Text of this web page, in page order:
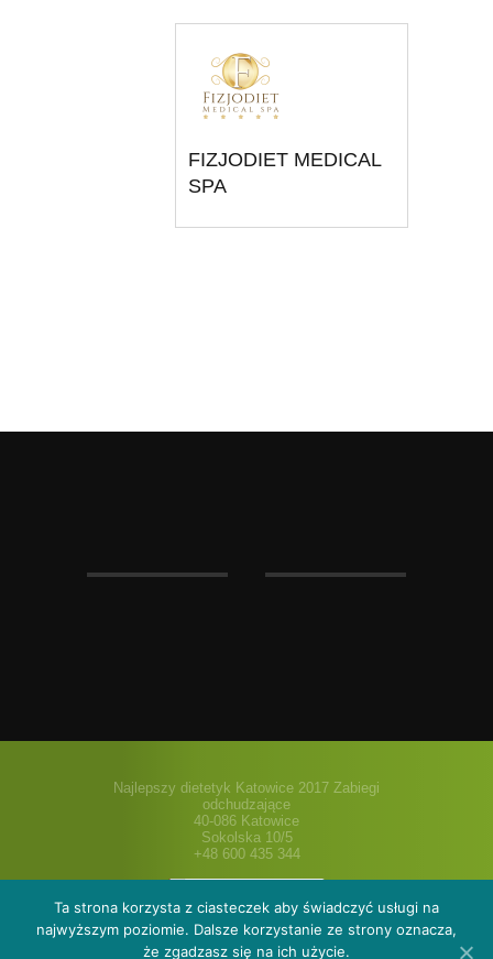
FIZJODIET MEDICAL
SPA
Najlepszy dietetyk Katowice 2017 Zabiegi
odchudzające
40-086 Katowice
Sokolska 10/5
+48 600 435 344
Oferta Galeria Cenniki i pakiety
Ta strona korzysta z ciasteczek aby świadczyć usługi na
najwyższym poziomie. Dalsze korzystanie ze strony oznacza,
że zgadzasz się na ich użycie.